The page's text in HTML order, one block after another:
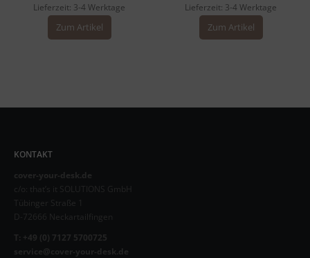
Lieferzeit: 3-4 Werktage
Zum Artikel
Lieferzeit: 3-4 Werktage
Zum Artikel
KONTAKT
cover-your-desk.de
c/o: that’s it SOLUTIONS GmbH
Tübinger Straße 1
D-72666 Neckartailfingen
T: +49 (0) 7127 5700725
service@cover-your-desk.de